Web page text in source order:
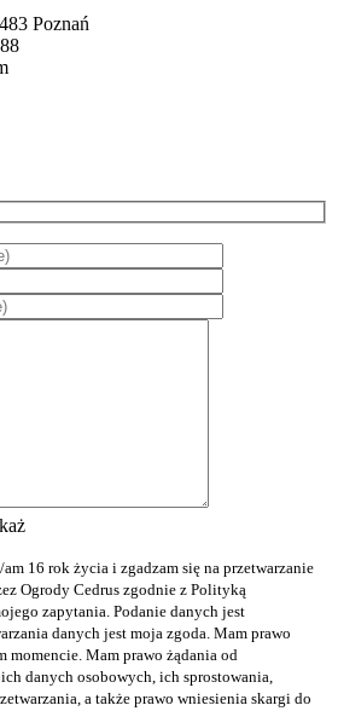
Poznań
16 rok życia i zgadzam się na przetwarzanie
Ogrody Cedrus zgodnie z Polityką
zapytania. Podanie danych jest
danych jest moja zgoda. Mam prawo
Mam prawo żądania od
danych osobowych, ich sprostowania,
a także prawo wniesienia skargi do